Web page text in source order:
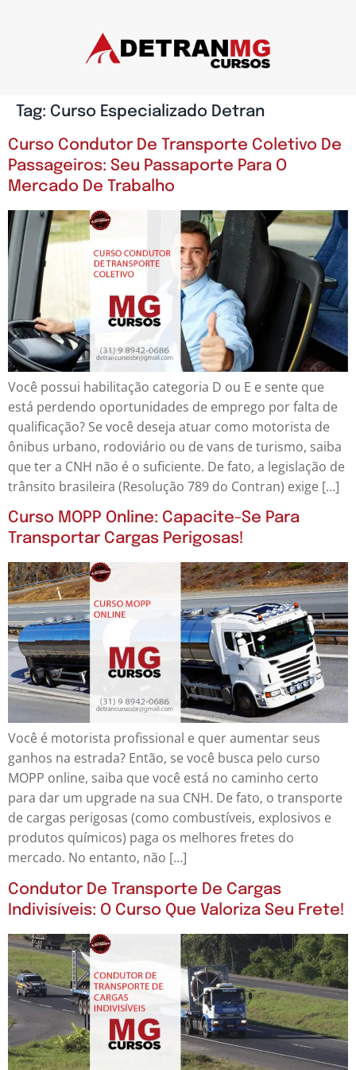
Tag: Curso Especializado Detran
Curso Condutor De Transporte Coletivo De
Passageiros: Seu Passaporte Para O
Mercado De Trabalho
Você possui habilitação categoria D ou E e sente que
está perdendo oportunidades de emprego por falta de
qualificação? Se você deseja atuar como motorista de
ônibus urbano, rodoviário ou de vans de turismo, saiba
que ter a CNH não é o suficiente. De fato, a legislação de
trânsito brasileira (Resolução 789 do Contran) exige […]
Curso MOPP Online: Capacite-Se Para
Transportar Cargas Perigosas!
Você é motorista profissional e quer aumentar seus
ganhos na estrada? Então, se você busca pelo curso
MOPP online, saiba que você está no caminho certo
para dar um upgrade na sua CNH. De fato, o transporte
de cargas perigosas (como combustíveis, explosivos e
produtos químicos) paga os melhores fretes do
mercado. No entanto, não […]
Condutor De Transporte De Cargas
Indivisíveis: O Curso Que Valoriza Seu Frete!